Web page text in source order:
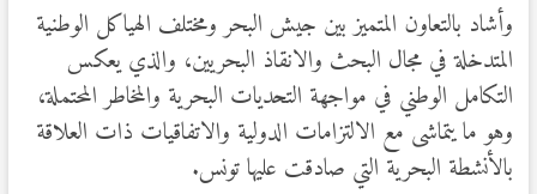
وأشاد بالتعاون المتميز بين جيش البحر ومختلف الهياكل الوطنية
المتدخلة في مجال البحث والانقاذ البحريين، والذي يعكس
التكامل الوطني في مواجهة التحديات البحرية والمخاطر المحتملة،
وهو ما يتماشى مع الالتزامات الدولية والاتفاقيات ذات العلاقة
بالأنشطة البحرية التي صادقت عليها تونس.